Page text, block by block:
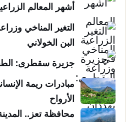
أشهر المعالم
التغير المناخي
البن الخولاني
جزيرة سقطرى:
مبادرات ريمة
الأرواح
محافظة تعز..